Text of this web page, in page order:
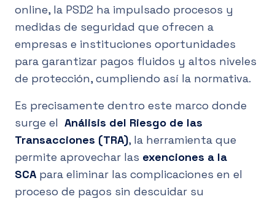
online, la PSD2 ha impulsado procesos y
medidas de seguridad que ofrecen a
empresas e instituciones oportunidades
para garantizar pagos fluidos y altos niveles
de protección, cumpliendo así la normativa.
Es precisamente dentro este marco donde
surge el Análisis del Riesgo de las
Transacciones (TRA), la herramienta que
permite aprovechar las exenciones a la
SCA para eliminar las complicaciones en el
proceso de pagos sin descuidar su